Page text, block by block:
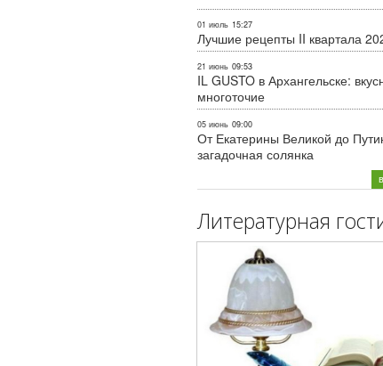
01 июль 15:27
Лучшие рецепты II квартала
21 июнь 09:53
IL GUSTO в Архангельске:
многоточие
05 июнь 09:00
От Екатерины Великой до
загадочная солянка
Литературная